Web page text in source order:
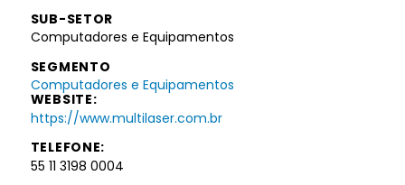
SUB-SETOR
Computadores e Equipamentos
SEGMENTO
Computadores e Equipamentos
WEBSITE:
https://www.multilaser.com.br
TELEFONE:
55 11 3198 0004